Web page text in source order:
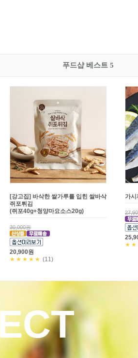
푸드샵 베스트 5
[강고집] 바삭한 쌀가루를 입힌 쌀바삭
쥐포튀김
(쥐포40g+청양마요소스20g)
30,000원
20,900원
★★★★★ (11)
가시